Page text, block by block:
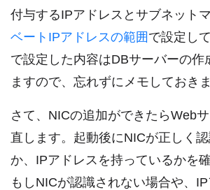
付与するIPアドレスとサブネット
ベートIPアドレスの範囲 で設定し
で設定した内容はDBサーバーの作
ますので、忘れずにメモしておき
さて、NICの追加ができたらWeb
直します。起動後にNICが正しく
か、IPアドレスを持っているかを
もしNICが認識されない場合や、